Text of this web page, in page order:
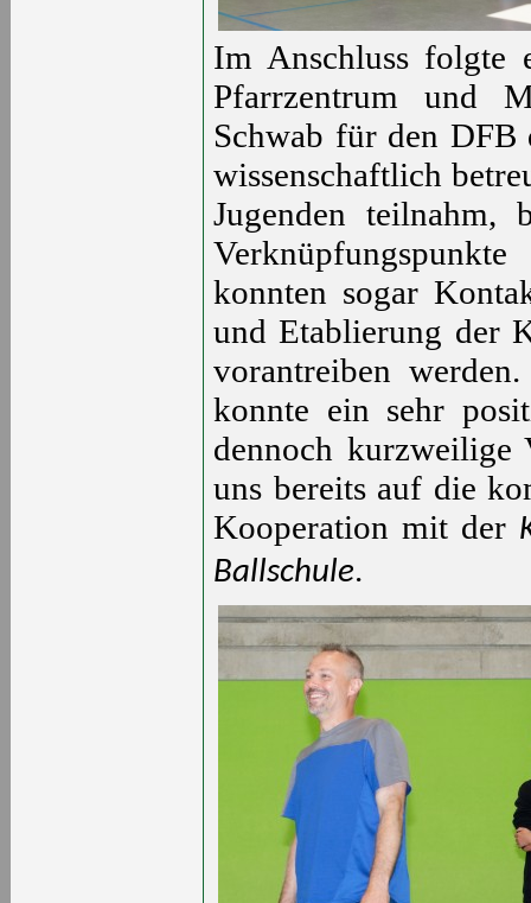
Im Anschluss folgte
Pfarrzentrum und
Schwab für den
wissenschaftlich
Jugenden
konnten sogar
und Etablierung der
vorantreiben
konnte ein sehr
dennoch kurzweilige
uns bereits auf die
Kooperation mit der
Ballschule.